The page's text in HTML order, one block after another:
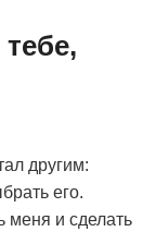
другим:
его.
меня и сделать